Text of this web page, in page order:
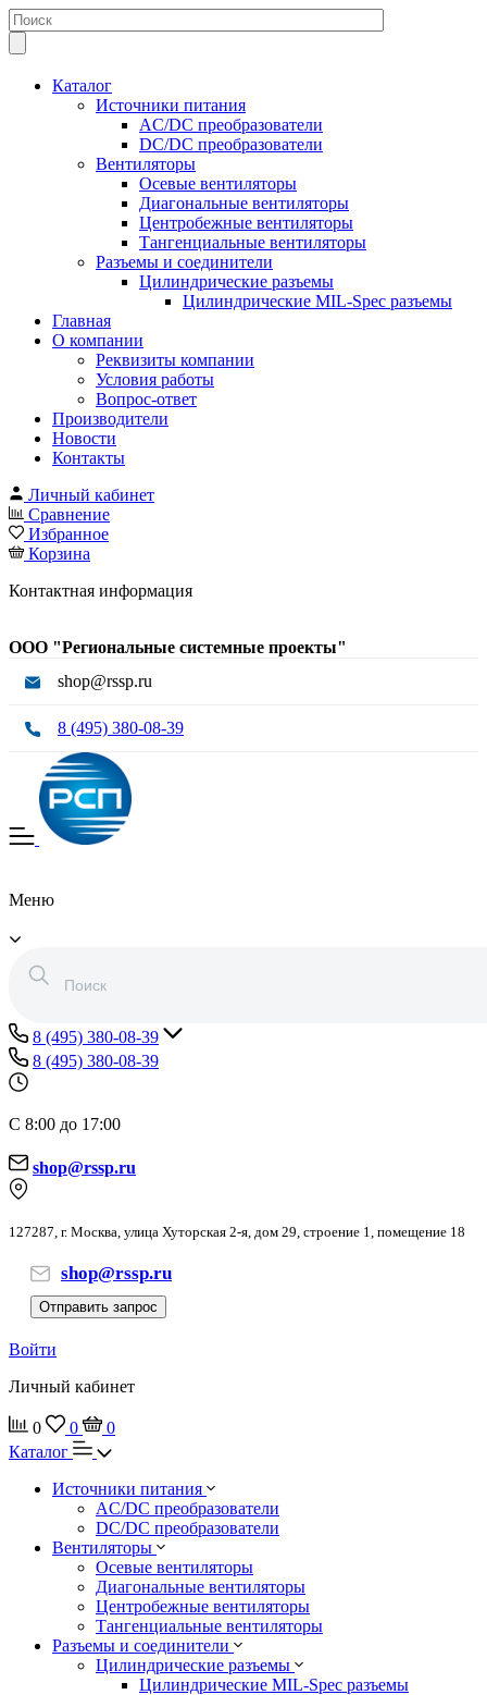
Каталог
Источники питания
AC/DC преобразователи
DC/DC преобразователи
Вентиляторы
Осевые вентиляторы
Диагональные вентиляторы
Центробежные вентиляторы
Тангенциальные вентиляторы
Разъемы и соединители
Цилиндрические разъемы
Цилиндрические MIL-Spec разъемы
Главная
О компании
Реквизиты компании
Условия работы
Вопрос-ответ
Производители
Новости
Контакты
Личный кабинет
Сравнение
Избранное
Корзина
Контактная информация
ООО "Региональные системные проекты"
shop@rssp.ru
8 (495) 380-08-39
Меню
8 (495) 380-08-39
8 (495) 380-08-39
С 8:00 до 17:00
shop@rssp.ru
127287, г. Москва, улица Хуторская 2-я, дом 29, строение 1, помещение 18
shop@rssp.ru
Отправить запрос
Войти
Личный кабинет
0 0
0
Каталог
Источники питания
AC/DC преобразователи
DC/DC преобразователи
Вентиляторы
Осевые вентиляторы
Диагональные вентиляторы
Центробежные вентиляторы
Тангенциальные вентиляторы
Разъемы и соединители
Цилиндрические разъемы
Цилиндрические MIL-Spec разъемы